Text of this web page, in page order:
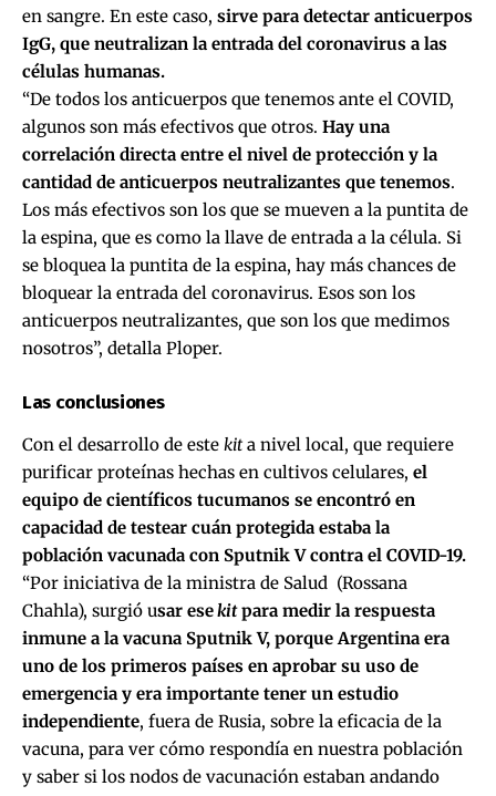
en sangre. En este caso, sirve para detectar anticuerpos
IgG, que neutralizan la entrada del coronavirus a las
células humanas.
“De todos los anticuerpos que tenemos ante el COVID,
algunos son más efectivos que otros. Hay una
correlación directa entre el nivel de protección y la
cantidad de anticuerpos neutralizantes que tenemos.
Los más efectivos son los que se mueven a la puntita de
la espina, que es como la llave de entrada a la célula. Si
se bloquea la puntita de la espina, hay más chances de
bloquear la entrada del coronavirus. Esos son los
anticuerpos neutralizantes, que son los que medimos
nosotros”, detalla Ploper.
Las conclusiones
Con el desarrollo de este kit a nivel local, que requiere
purificar proteínas hechas en cultivos celulares, el
equipo de científicos tucumanos se encontró en
capacidad de testear cuán protegida estaba la
población vacunada con Sputnik V contra el COVID-19.
“Por iniciativa de la ministra de Salud (Rossana
Chahla), surgió usar esekitpara medir la respuesta
inmune a la vacuna Sputnik V, porque Argentina era
uno de los primeros países en aprobar su uso de
emergencia y era importante tener un estudio
independiente, fuera de Rusia, sobre la eficacia de la
vacuna, para ver cómo respondía en nuestra población
y saber si los nodos de vacunación estaban andando